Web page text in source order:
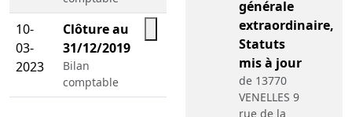
10-
03-
2023
Clôture au
31/12/2019
Bilan
comptable
générale
extraordinaire,
Statuts
mis à jour
de 13770
VENELLES 9
rue de la